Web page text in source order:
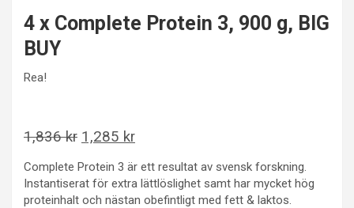
4 x Complete Protein 3, 900 g, BIG
BUY
Rea!
1,836kr Det
priset
var:
1,285 krDet
priset
är:
Complete Protein 3 är ett resultat av svensk forskning.
Instantiserat för extra lättlöslighet samt har mycket hög
proteinhalt och nästan obefintligt med fett & laktos.